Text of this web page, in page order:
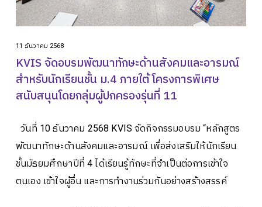
alumni
ปฎิทินการศึกษา
11 ธันวาคม 2568
KVIS จัดอบรมพัฒนาทักษะด้านสังคมและอารมณ์
สำหรับนักเรียนชั้น ม.4 ภายใต้ โครงการพิเศษ
สนับสนุนโดยกลุ่มผู้ปกครองรุ่นที่ 11
วันที่ 10 ธันวาคม 2568 KVIS จัดกิจกรรมอบรม “หลักสูตร
พัฒนาทักษะด้านสังคมและอารมณ์ เพื่อส่งเสริมให้นักเรียน
ชั้นมัธยมศึกษาปีที่ 4 ได้เรียนรู้ทักษะที่จำเป็นต่อการเข้าใจ
ตนเอง เข้าใจผู้อื่น และการทำงานร่วมกันอย่างสร้างสรรค์